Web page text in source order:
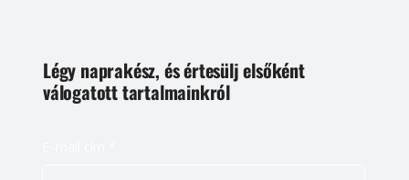
Légy naprakész, és értesülj elsőként
válogatott tartalmainkról